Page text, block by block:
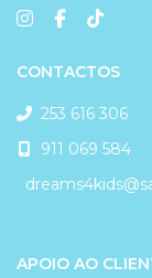
CONTACTOS
253 616 306
911 069 584
APOIO AO